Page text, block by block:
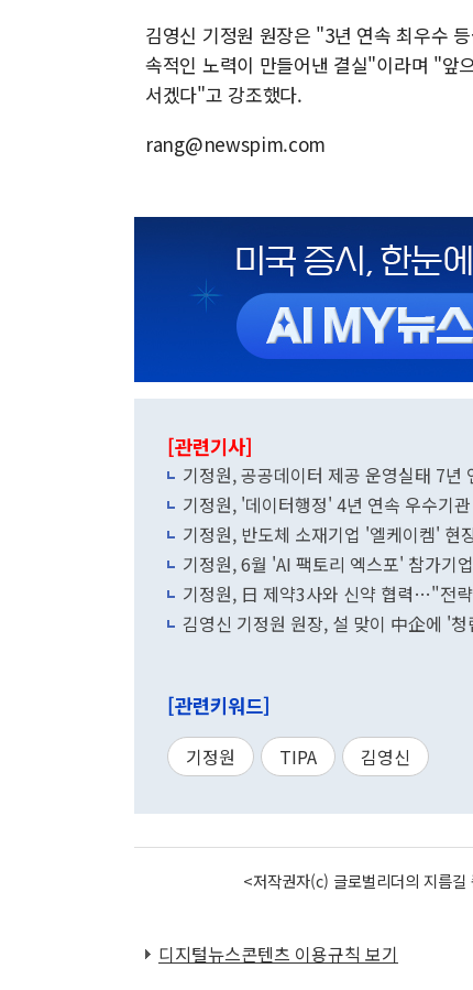
김영신 기정원 원장은 "3년 연속 최우수
속적인 노력이 만들어낸 결실"이라며 "앞
서겠다"고 강조했다.
rang@newspim.com
[관련기사]
기정원, 공공데이터 제공 운영실태 7년
기정원, '데이터행정' 4년 연속 우수기
기정원, 반도체 소재기업 '엘케이켐' 현
기정원, 6월 'AI 팩토리 엑스포' 참가기
기정원, 日 제약3사와 신약 협력…"전
김영신 기정원 원장, 설 맞이 中企에 '
[관련키워드]
기정원 TIPA 김영신
<저작권자(c) 글로벌리더의 지름
디지털뉴스콘텐츠 이용규칙 보기